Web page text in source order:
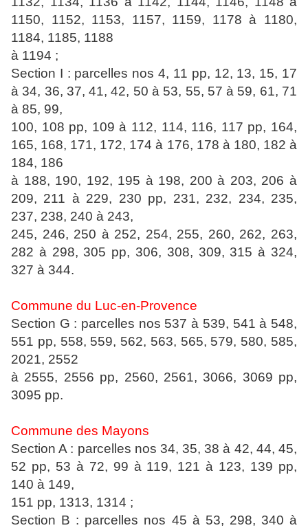
1150, 1152, 1153, 1157, 1159, 1178 à 1180,
1184, 1185, 1188
à 1194 ;
Section I : parcelles nos 4, 11 pp, 12, 13, 15, 17
à 34, 36, 37, 41, 42, 50 à 53, 55, 57 à 59, 61, 71
à 85, 99,
100, 108 pp, 109 à 112, 114, 116, 117 pp, 164,
165, 168, 171, 172, 174 à 176, 178 à 180, 182 à
184, 186
à 188, 190, 192, 195 à 198, 200 à 203, 206 à
209, 211 à 229, 230 pp, 231, 232, 234, 235,
237, 238, 240 à 243,
245, 246, 250 à 252, 254, 255, 260, 262, 263,
282 à 298, 305 pp, 306, 308, 309, 315 à 324,
327 à 344.
Commune du Luc-en-Provence
Section G : parcelles nos 537 à 539, 541 à 548,
551 pp, 558, 559, 562, 563, 565, 579, 580, 585,
2021, 2552
à 2555, 2556 pp, 2560, 2561, 3066, 3069 pp,
3095 pp.
Commune des Mayons
Section A : parcelles nos 34, 35, 38 à 42, 44, 45,
52 pp, 53 à 72, 99 à 119, 121 à 123, 139 pp,
140 à 149,
151 pp, 1313, 1314 ;
Section B : parcelles nos 45 à 53, 298, 340 à